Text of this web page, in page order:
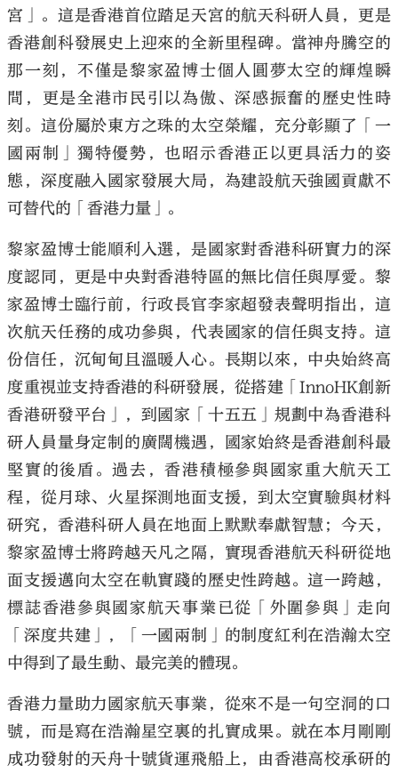
大公文匯
宮」。這是香港首位踏足天宮的航天科研人員，更是
香港創科發展史上迎來的全新里程碑。當神舟騰空的
那一刻，不僅是黎家盈博士個人圓夢太空的輝煌瞬
間，更是全港市民引以為傲、深感振奮的歷史性時
刻。這份屬於東方之珠的太空榮耀，充分彰顯了「一
國兩制」獨特優勢，也昭示香港正以更具活力的姿
態，深度融入國家發展大局，為建設航天強國貢獻不
可替代的「香港力量」。
黎家盈博士能順利入選，是國家對香港科研實力的深
度認同，更是中央對香港特區的無比信任與厚愛。黎
家盈博士臨行前，行政長官李家超發表聲明指出，這
次航天任務的成功參與，代表國家的信任與支持。這
份信任，沉甸甸且溫暖人心。長期以來，中央始終高
度重視並支持香港的科研發展，從搭建「InnoHK創新
香港研發平台」，到國家「十五五」規劃中為香港科
研人員量身定制的廣闊機遇，國家始終是香港創科最
堅實的後盾。過去，香港積極參與國家重大航天工
程，從月球、火星探測地面支援，到太空實驗與材料
研究，香港科研人員在地面上默默奉獻智慧；今天，
黎家盈博士將跨越天凡之隔，實現香港航天科研從地
面支援邁向太空在軌實踐的歷史性跨越。這一跨越，
標誌香港參與國家航天事業已從「外圍參與」走向
「深度共建」，「一國兩制」的制度紅利在浩瀚太空
中得到了最生動、最完美的體現。
香港力量助力國家航天事業，從來不是一句空洞的口
號，而是寫在浩瀚星空裏的扎實成果。就在本月剛剛
成功發射的天舟十號貨運飛船上，由香港高校承研的